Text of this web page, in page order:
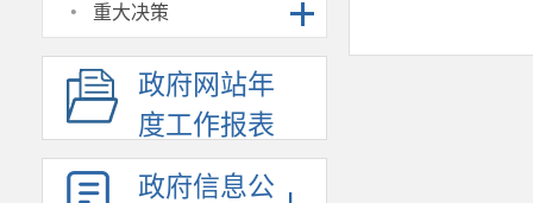
· 重大决策
政府网站年
度工作报表
政府信息公